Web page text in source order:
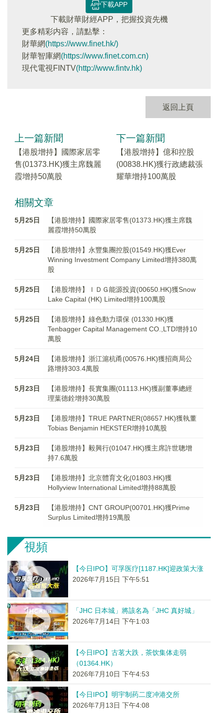
下載APP
下載財華財經APP，把握投資先機
更多精彩内容，請點擊：
財華網(https://www.finet.hk/)
財華智庫網(https://www.finet.com.cn)
現代電視FINTV(http://www.fintv.hk)
返回上頁
上一篇新聞
【港股增持】國際家居零
售(01373.HK)獲主席魏麗
霞增持50萬股
下一篇新聞
【港股增持】億和控股
(00838.HK)獲行政總裁張
耀華增持100萬股
相關文章
5月25日
【港股增持】國際家居零售(01373.HK)獲主席魏
麗霞增持50萬股
5月25日
【港股增持】永豐集團控股(01549.HK)獲Ever
Winning Investment Company Limited增持380萬
股
5月25日
【港股增持】ＩＤＧ能源投資(00650.HK)獲Snow
Lake Capital (HK) Limited增持100萬股
5月25日
【港股增持】綠色動力環保 (01330.HK)獲
Tenbagger Capital Management CO.,LTD增持10
萬股
5月24日
【港股增持】浙江滬杭甬(00576.HK)獲招商局公
路增持303.4萬股
5月23日
【港股增持】長實集團(01113.HK)獲副董事總經
理葉德銓增持30萬股
5月23日
【港股增持】TRUE PARTNER(08657.HK)獲執董
Tobias Benjamin HEKSTER增持10萬股
5月23日
【港股增持】毅興行(01047.HK)獲主席許世聰增
持7.6萬股
5月23日
【港股增持】北京體育文化(01803.HK)獲
Hollyview International Limited增持88萬股
5月23日
【港股增持】CNT GROUP(00701.HK)獲Prime
Surplus Limited增持19萬股
視頻
【今日IPO】可孚医疗[1187.HK]迎政策大涨
2026年7月15日 下午5:51
「JHC 日本城」將該名為「JHC 真好城」
2026年7月14日 下午1:03
【今日IPO】古茗大跌，茶饮集体走弱
（01364.HK）
2026年7月10日 下午4:53
【今日IPO】明宇制药二度冲港交所
2026年7月13日 下午4:08